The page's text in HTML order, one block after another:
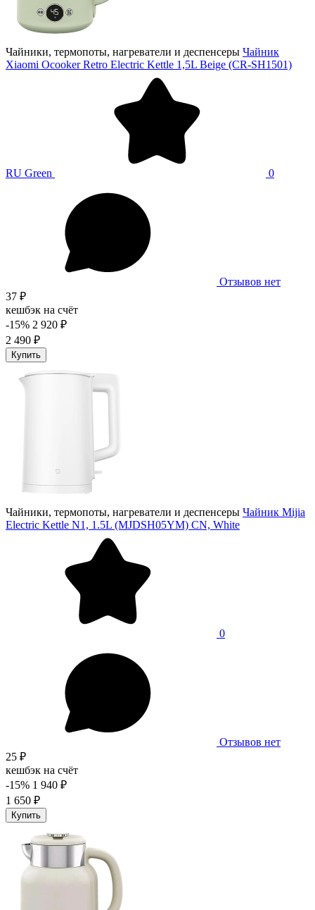
Чайники, термопоты, нагреватели и деспенсеры Чайник
Xiaomi Ocooker Retro Electric Kettle 1,5L Beige (CR-SH1501)
RU Green 0
Отзывов нет
37 ₽
кешбэк на счёт
-15% 2 920 ₽
2 490 ₽
Купить
Чайники, термопоты, нагреватели и деспенсеры Чайник Mijia
Electric Kettle N1, 1.5L (MJDSH05YM) CN, White
0
Отзывов нет
25 ₽
кешбэк на счёт
-15% 1 940 ₽
1 650 ₽
Купить